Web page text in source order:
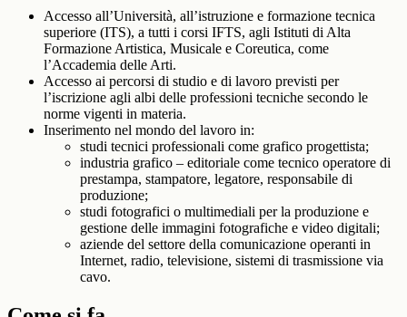
Accesso all’Università, all’istruzione e formazione tecnica
superiore (ITS), a tutti i corsi IFTS, agli Istituti di Alta
Formazione Artistica, Musicale e Coreutica, come
l’Accademia delle Arti.
Accesso ai percorsi di studio e di lavoro previsti per
l’iscrizione agli albi delle professioni tecniche secondo le
norme vigenti in materia.
Inserimento nel mondo del lavoro in:
studi tecnici professionali come grafico progettista;
industria grafico – editoriale come tecnico operatore di
prestampa, stampatore, legatore, responsabile di
produzione;
studi fotografici o multimediali per la produzione e
gestione delle immagini fotografiche e video digitali;
aziende del settore della comunicazione operanti in
Internet, radio, televisione, sistemi di trasmissione via
cavo.